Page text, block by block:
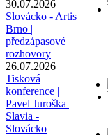
30.07.2026
Slovácko - Artis
Brno |
předzápasové
rozhovory
26.07.2026
Tisková
konference |
Pavel Juroška |
Slavia -
Slovácko